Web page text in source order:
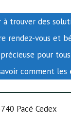
à trouver des
rendez-vous et
pour
comment les
Pacé Cedex